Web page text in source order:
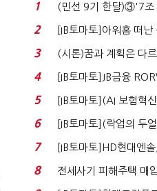
1
(민선 9기 한달)③'7조
격…추미애, 20년...
2
[IB토마토]아워홈 떠난
340억 베팅…가...
3 (시론)꿈과 계획은 다
4
[IB토마토]JB금융
실적 견인은 은행 ...
5
[IB토마토](AI 보험혁
80% 개선…현실...
6
[IB토마토](락업의 두
자 첫날 매도…FI ...
7
[IB토마토]HD현대엔
수혜 부상…세액공...
8
전세사기 피해주택 매
누적 피해자 4만2...